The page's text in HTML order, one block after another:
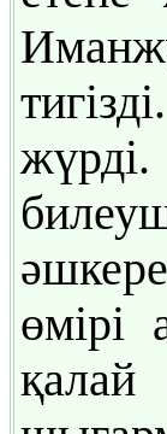
өмірі